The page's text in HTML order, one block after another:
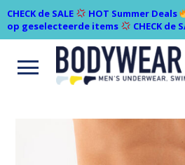
CHECK de SALE HOT Summer Deals
op geselecteerde items
CHECK de
Open